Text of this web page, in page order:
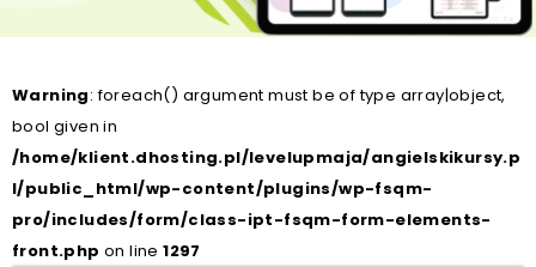
Warning: foreach() argument must be of type array|object,
bool given in
/home/klient.dhosting.pl/levelupmaja/angielskikursy.p
l/public_html/wp-content/plugins/wp-fsqm-
pro/includes/form/class-ipt-fsqm-form-elements-
front.php on line1297